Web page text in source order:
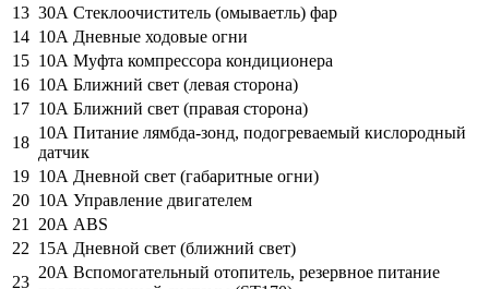
13 30А Стеклоочиститель (омываетль) фар
14 10А Дневные ходовые огни
15 10А Муфта компрессора кондиционера
16 10А Ближний свет (левая сторона)
17 10А Ближний свет (правая сторона)
18
10А Питание лямбда-зонд, подогреваемый кислородный
датчик
19 10А Дневной свет (габаритные огни)
20 10А Управление двигателем
21
20А ABS
22 15А Дневной свет (ближний свет)
23
20А Вспомогательный отопитель, резервное питание